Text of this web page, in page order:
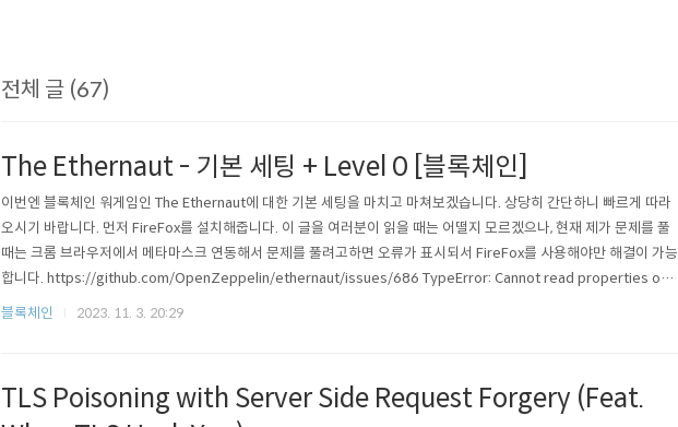
전체 글 (67)
The Ethernaut - 기본 세팅 + Level 0 [블록체인]
이번엔 블록체인 워게임인 The Ethernaut에 대한 기본 세팅을 마치고 마쳐보겠습니다. 상당히 간단하니 빠르게 따라
오시기 바랍니다. 먼저 FireFox를 설치해줍니다. 이 글을 여러분이 읽을 때는 어떨지 모르겠으나, 현재 제가 문제를 풀
때는 크롬 브라우저에서 메타마스크 연동해서 문제를 풀려고하면 오류가 표시되서 FireFox를 사용해야만 해결이 가능
합니다. https://github.com/OpenZeppelin/ethernaut/issues/686 TypeError: Cannot read properties of u
ndefined (reading 'unshift') · Issue #686 · OpenZeppelin/ethernaut I am recording a video series abou
블록체인 2023. 11. 3. 20:29
TLS Poisoning with Server Side Request Forgery (Feat.